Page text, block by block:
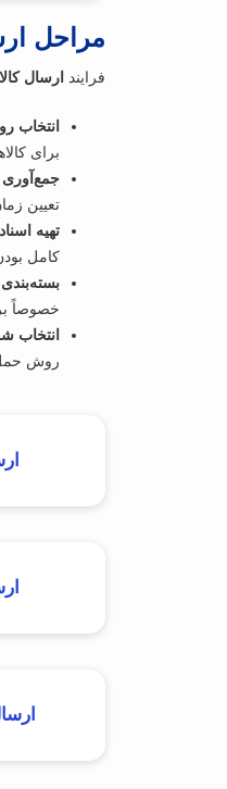
مراحل
فرایند ارسال
انتخاب
برای
جمع‌آوری
تعیین
تهیه
کامل
خصوصاً
انتخاب
روش